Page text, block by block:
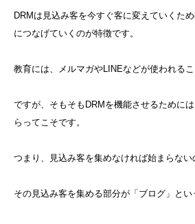
DRMは見込み客を今すぐ客に変えていくた
につなげていくのが特徴です。
教育には、メルマガやLINEなどが使われるこ
ですが、そもそもDRMを機能させるために
らってこそです。
つまり、見込み客を集めなければ始まらない
その見込み客を集める部分が「ブログ」とい